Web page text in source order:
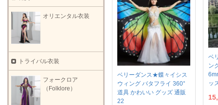
ベリーダンス★蝶々イシス
ウィング バタフライ 360°
道具 かわいい グッズ 通販
22
ベ
ン
ッ
オリエンタル衣装
トライバル衣装
フォークロア
（Folklore）